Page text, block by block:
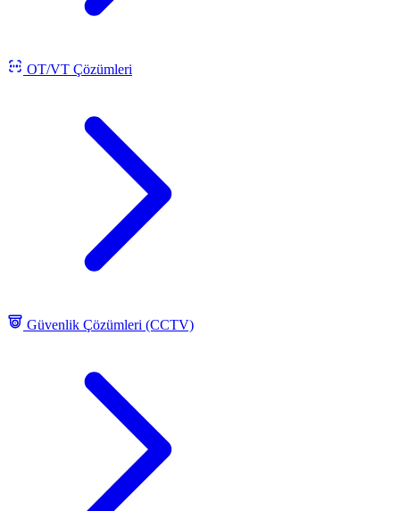
OT/VT Çözümleri
Güvenlik Çözümleri (CCTV)